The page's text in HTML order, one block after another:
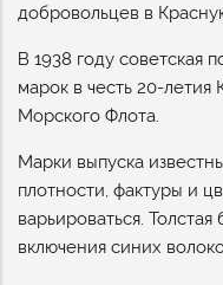
добровольцев в
В 1938 году советская
марок в честь 20-
Морского Флота.
Марки выпуска
плотности, фактуры и
варьироваться.
включения синих